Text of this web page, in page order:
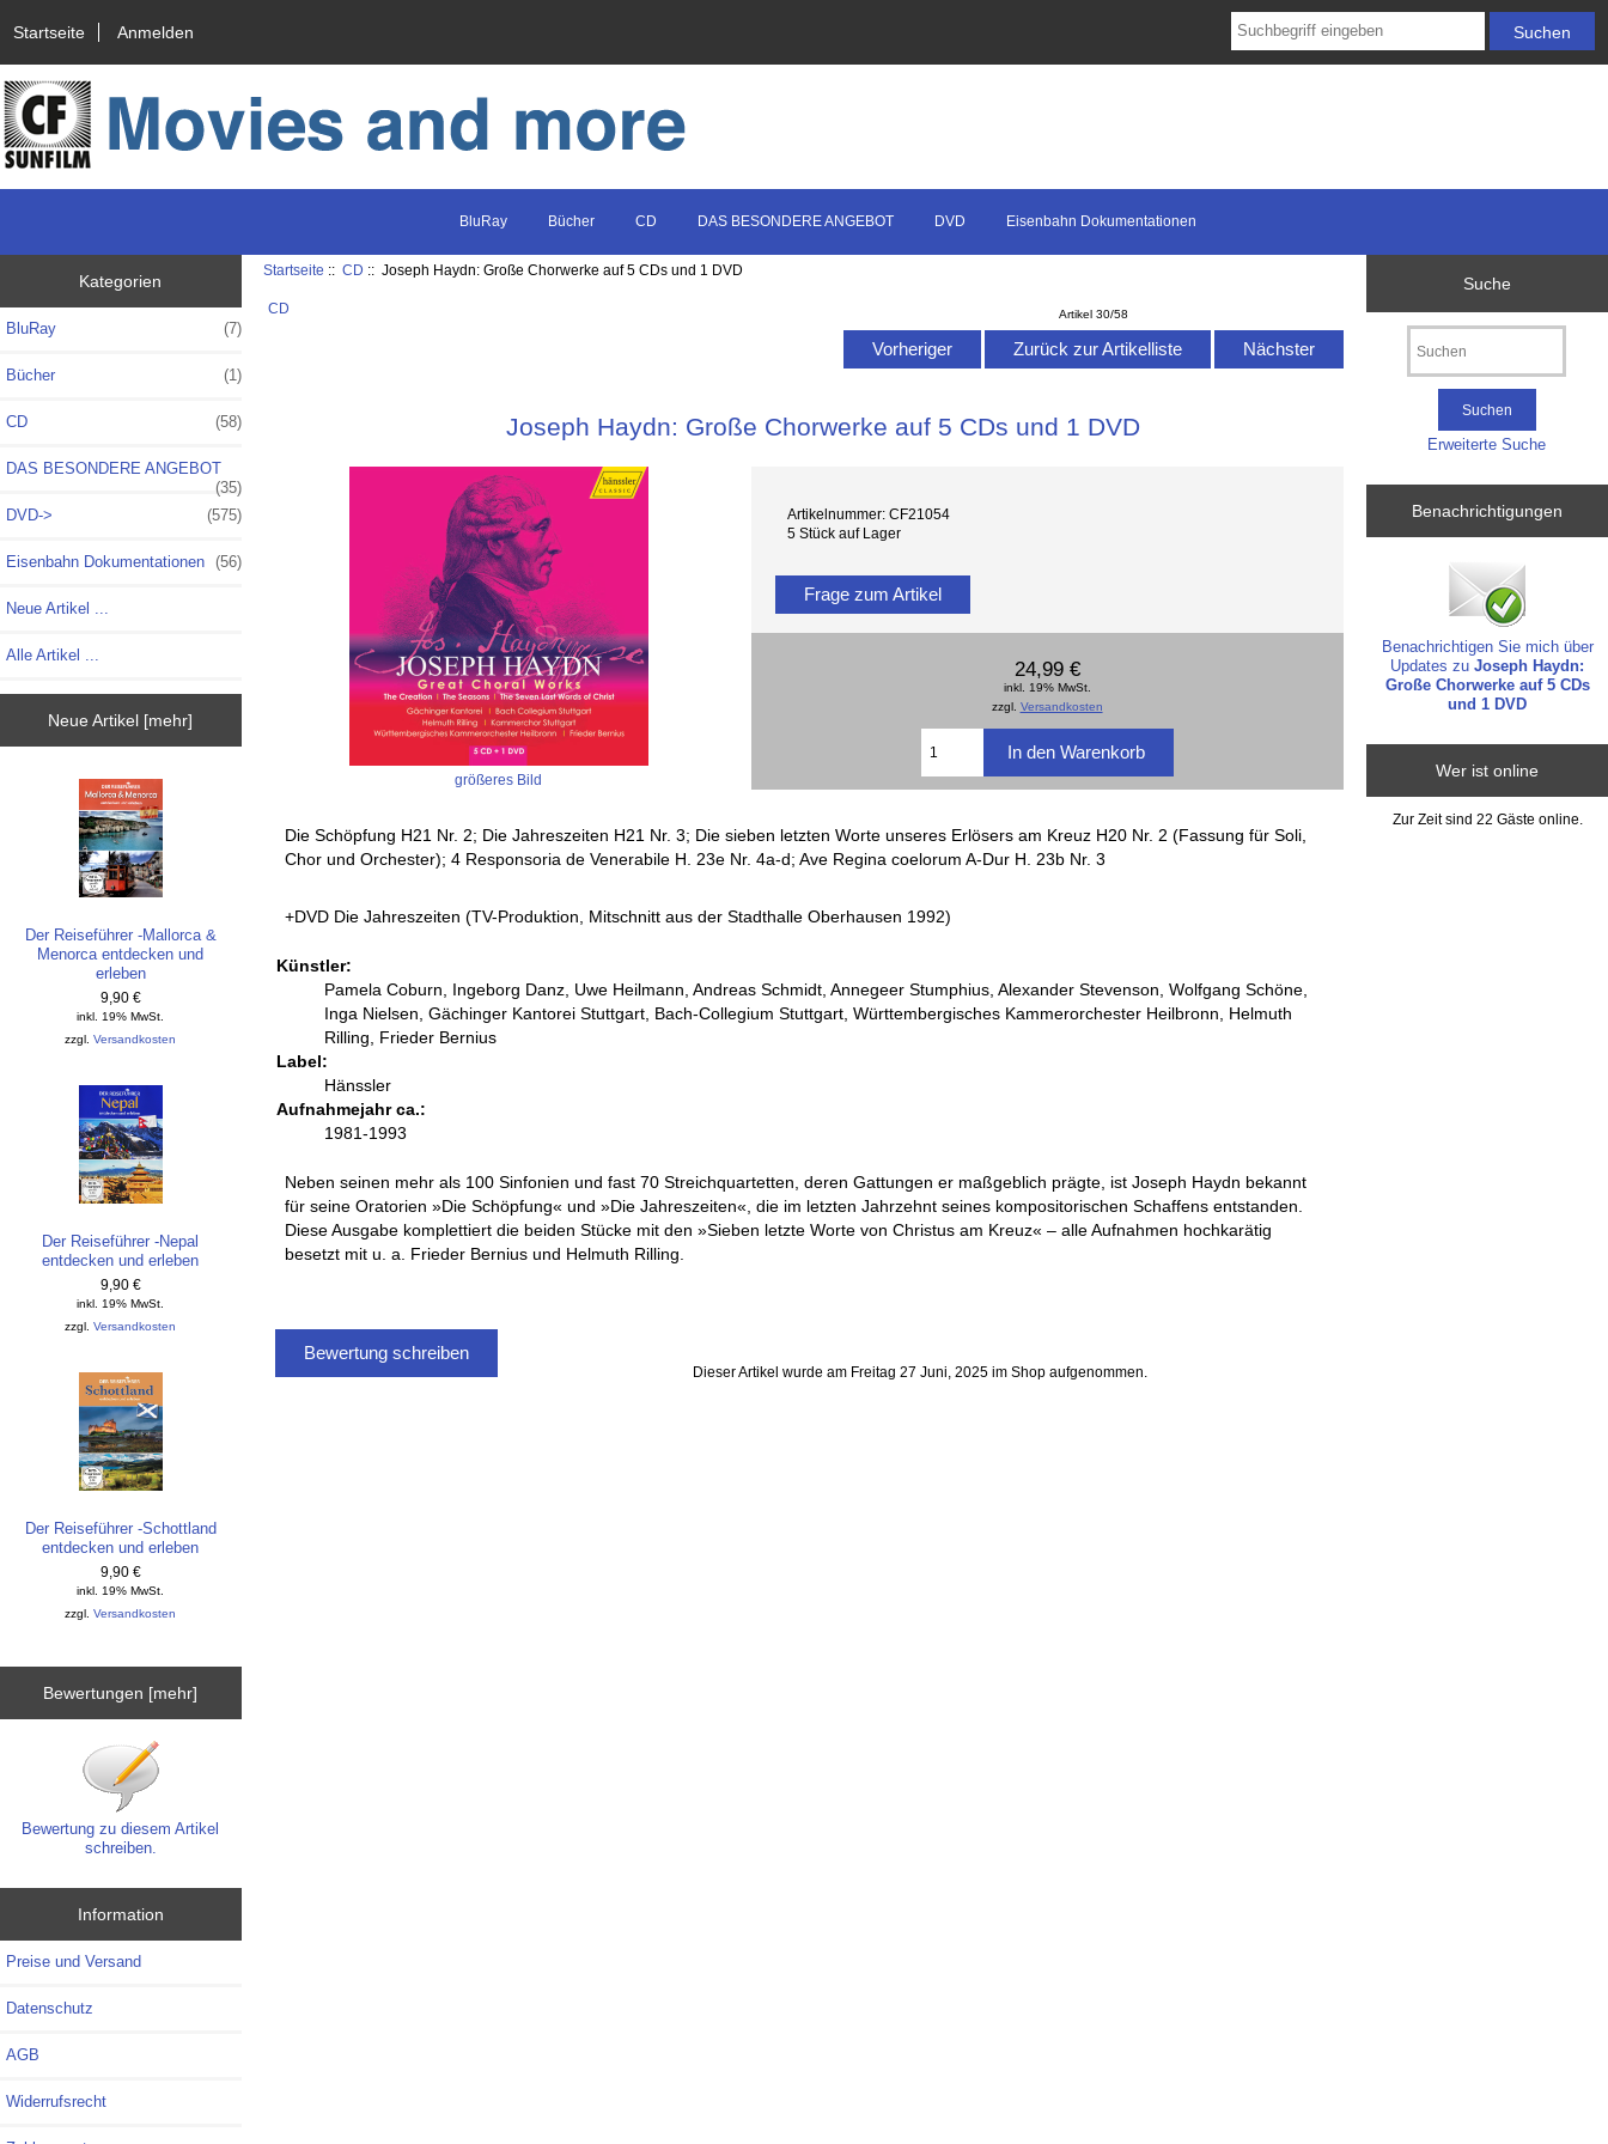
Startseite Anmelden
BluRay Bücher CD DAS BESONDERE ANGEBOT DVD Eisenbahn Dokumentationen
Kategorien
BluRay (7)
Bücher (1)
CD (58)
DAS BESONDERE ANGEBOT
(35)
DVD->
(575)
Eisenbahn Dokumentationen (56)
Neue Artikel ...
Alle Artikel ...
Neue Artikel [mehr]
Der Reiseführer -Mallorca &
Menorca entdecken und
erleben
9,90 €
inkl. 19% MwSt.
zzgl.Versandkosten
Der Reiseführer -Nepal
entdecken und erleben
9,90 €
inkl. 19% MwSt.
zzgl.Versandkosten
Der Reiseführer -Schottland
entdecken und erleben
9,90 €
inkl. 19% MwSt.
zzgl.Versandkosten
Bewertungen [mehr]
Bewertung zu diesem Artikel
schreiben.
Information
Preise und Versand
Datenschutz
AGB
Widerrufsrecht
Startseite ::CD :: Joseph Haydn: Große Chorwerke auf 5 CDs und 1 DVD
CD Artikel 30/58
Vorheriger Zurück zur Artikelliste Nächster
Joseph Haydn: Große Chorwerke auf 5 CDs und 1 DVD
größeres Bild
Artikelnummer: CF21054
5 Stück auf Lager
Frage zum Artikel
24,99 €
inkl. 19% MwSt.
zzgl. Versandkosten
Die Schöpfung H21 Nr. 2; Die Jahreszeiten H21 Nr. 3; Die sieben letzten Worte unseres Erlösers am Kreuz H20 Nr. 2 (Fassung für Soli,
Chor und Orchester); 4 Responsoria de Venerabile H. 23e Nr. 4a-d; Ave Regina coelorum A-Dur H. 23b Nr. 3
+DVD Die Jahreszeiten (TV-Produktion, Mitschnitt aus der Stadthalle Oberhausen 1992)
Künstler:
Pamela Coburn, Ingeborg Danz, Uwe Heilmann, Andreas Schmidt, Annegeer Stumphius, Alexander Stevenson, Wolfgang Schöne,
Inga Nielsen, Gächinger Kantorei Stuttgart, Bach-Collegium Stuttgart, Württembergisches Kammerorchester Heilbronn, Helmuth
Rilling, Frieder Bernius
Label:
Hänssler
Aufnahmejahr ca.:
1981-1993
Neben seinen mehr als 100 Sinfonien und fast 70 Streichquartetten, deren Gattungen er maßgeblich prägte, ist Joseph Haydn bekannt
für seine Oratorien »Die Schöpfung« und »Die Jahreszeiten«, die im letzten Jahrzehnt seines kompositorischen Schaffens entstanden.
Diese Ausgabe komplettiert die beiden Stücke mit den »Sieben letzte Worte von Christus am Kreuz« – alle Aufnahmen hochkarätig
besetzt mit u. a. Frieder Bernius und Helmuth Rilling.
Bewertung schreiben
Dieser Artikel wurde am Freitag 27 Juni, 2025 im Shop aufgenommen.
Suche
Erweiterte Suche
Benachrichtigungen
Benachrichtigen Sie mich über
Updates zuJoseph Haydn:
Große Chorwerke auf 5 CDs
und 1 DVD
Wer ist online
Zur Zeit sind 22 Gäste online.